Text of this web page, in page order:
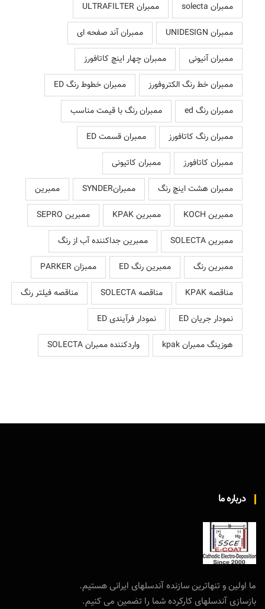
ممبران solecta
ممبران ULTRAFILTER
ممبران UNIDESIGN
ممبران آند صفحه ای
ممبران آنیونی
ممبران چهار اینچ کاتافورز
ممبران خط رنگ الکتروفورز
ممبران خطوط رنگ ED
ممبران رنگ ed
ممبران رنگ با قیمت مناسب
ممبران رنگ کاتافورز
ممبران قسمت ED
ممبران کاتافورز
ممبران کاتیونی
ممبران هشت اینچ رنگ
ممبرانSYNDER
ممبرین
ممبرین KOCH
ممبرین KPAK
ممبرین SEPRO
ممبرین SOLECTA
ممبرین جداکننده آب از رنگ
ممبرین رنگ
ممبرین رنگ ED
ممبزان PARKER
مناقصه KPAK
مناقصه SOLECTA
مناقصه فیلتر رنگ
نمودار جریان ED
نمودار فرآیندی ED
هوزینگ ممبران kpak
واردکننده ممبران SOLECTA
درباره ما
ما اولین و تنهاترین سازنده آندسلهای ایرانی هستیم.
بازسازی آندسلهای کارکرده شما را تضمین می کنیم.